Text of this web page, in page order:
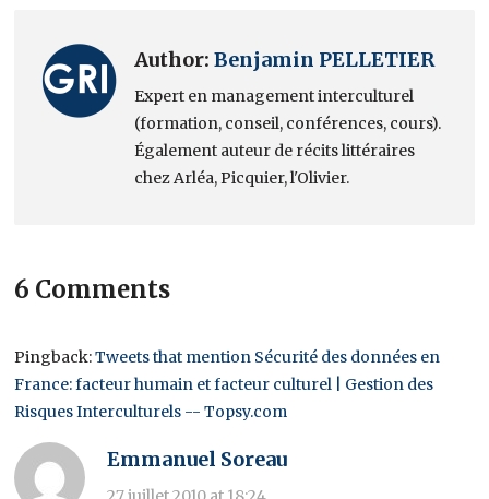
Author:Benjamin PELLETIER
Expert en management interculturel
(formation, conseil, conférences, cours).
Également auteur de récits littéraires
chez Arléa, Picquier, l'Olivier.
6 Comments
Pingback:Tweets that mention Sécurité des données en
France: facteur humain et facteur culturel | Gestion des
Risques Interculturels -- Topsy.com
Emmanuel Soreau